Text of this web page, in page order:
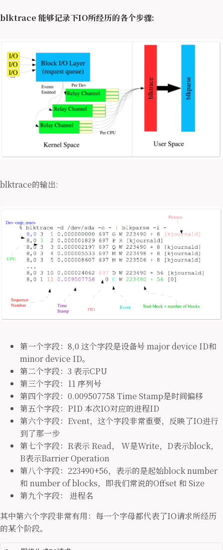
blktrace 能够记录下IO所经历的各个步骤:
blktrace的输出:
第一个字段：8,0 这个字段是设备号 major device ID和
minor device ID。
第二个字段：3 表示CPU
第三个字段：11 序列号
第四个字段：0.009507758 Time Stamp是时间偏移
第五个字段：PID 本次IO对应的进程ID
第六个字段：Event，这个字段非常重要，反映了IO进行
到了那一步
第七个字段：R表示 Read， W是Write，D表示block，
B表示Barrier Operation
第八个字段：223490+56，表示的是起始block number
和 number of blocks，即我们常说的Offset 和 Size
第九个字段： 进程名
其中第六个字段非常有用：每一个字母都代表了IO请求所经历
的某个阶段。